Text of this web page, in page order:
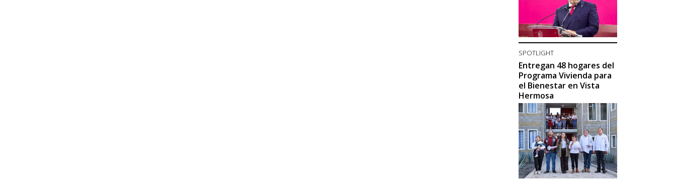
SPOTLIGHT
Entregan 48 hogares del
Programa Vivienda para
el Bienestar en Vista
Hermosa